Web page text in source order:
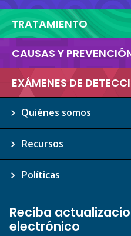
TRATAMIENTO
CAUSAS Y
EXÁMENES DE
Quiénes somos
Recursos
Políticas
Reciba
electrónico